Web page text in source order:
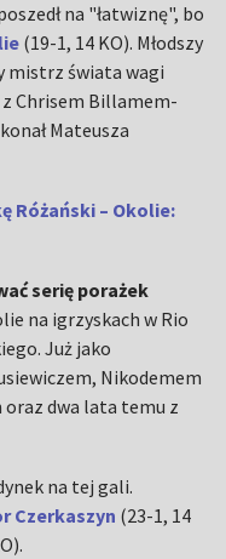
na "łatwiznę", bo
(19-1, 14 KO). Młodszy
mistrz świata wagi
z Chrisem Billamem-
Mateusza
Różański – Okolie:
serię porażek
na igrzyskach w Rio
Już jako
Nikodemem
oraz dwa lata temu z
na tej gali.
Czerkaszyn (23-1, 14